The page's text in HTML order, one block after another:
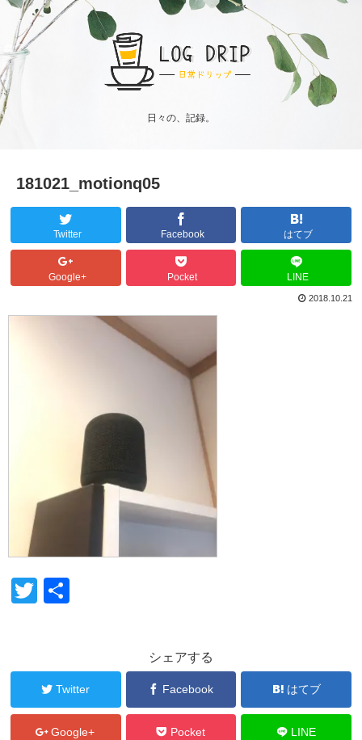
日々の、記録。
181021_motionq05
Twitter Facebook はてブ
Google+ Pocket LINE
2018.10.21
T
er
シェアする
Twitter Facebook はてブ
Google+ Pocket LINE